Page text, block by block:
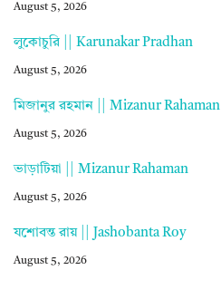
August 5, 2026
লুকোচুরি || Karunakar Pradhan
August 5, 2026
মিজানুর রহমান || Mizanur Rahaman
August 5, 2026
ভাড়াটিয়া || Mizanur Rahaman
August 5, 2026
যশোবন্ত রায় || Jashobanta Roy
August 5, 2026